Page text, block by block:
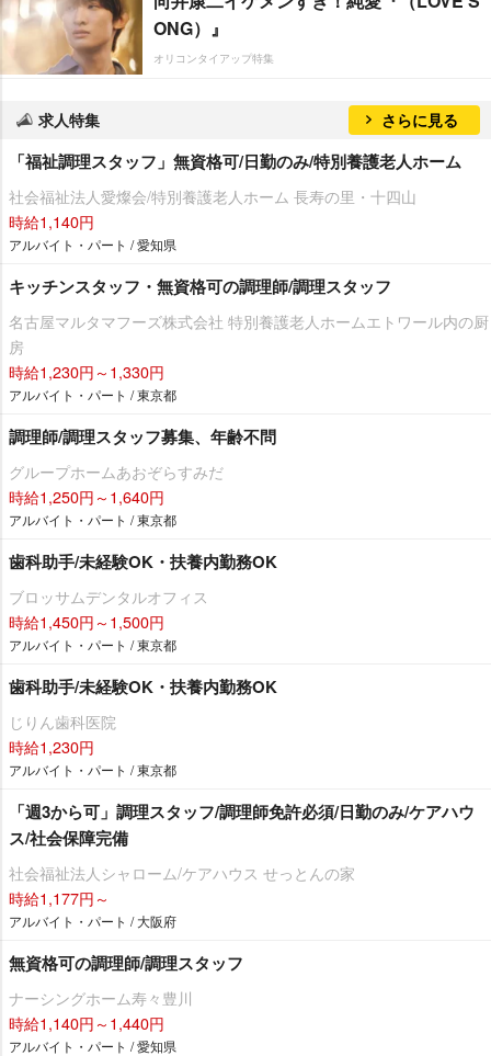
ONG）』
オリコンタイアップ特集
求人特集 さらに見る
「福祉調理スタッフ」無資格可/日勤のみ/特別養護老人ホーム
社会福祉法人愛燦会/特別養護老人ホーム 長寿の里・十四山
時給1,140円
アルバイト・パート / 愛知県
キッチンスタッフ・無資格可の調理師/調理スタッフ
名古屋マルタマフーズ株式会社 特別養護老人ホームエトワール内の厨
房
時給1,230円～1,330円
アルバイト・パート / 東京都
調理師/調理スタッフ募集、年齢不問
グループホームあおぞらすみだ
時給1,250円～1,640円
アルバイト・パート / 東京都
歯科助手/未経験OK・扶養内勤務OK
ブロッサムデンタルオフィス
時給1,450円～1,500円
アルバイト・パート / 東京都
歯科助手/未経験OK・扶養内勤務OK
じりん歯科医院
時給1,230円
アルバイト・パート / 東京都
「週3から可」調理スタッフ/調理師免許必須/日勤のみ/ケアハウ
ス/社会保障完備
社会福祉法人シャローム/ケアハウス せっとんの家
時給1,177円～
アルバイト・パート / 大阪府
無資格可の調理師/調理スタッフ
ナーシングホーム寿々豊川
時給1,140円～1,440円
アルバイト・パート / 愛知県